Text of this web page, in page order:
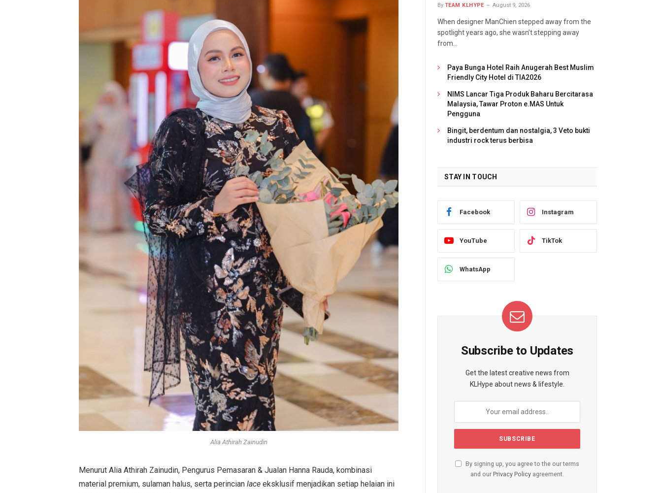
Alia Athirah Zainudin
Menurut Alia Athirah Zainudin, Pengurus Pemasaran & Jualan Hanna Rauda, kombinasi
material premium, sulaman halus, serta perincian laceeksklusif menjadikan setiap helaian ini
By TEAM KLHYPE August 9, 2026
When designer ManChien stepped away from the
spotlight years ago, she wasn’t stepping away
from…
Paya Bunga Hotel Raih Anugerah Best Muslim
Friendly City Hotel di TIA2026
NIMS Lancar Tiga Produk Baharu Bercitarasa
Malaysia, Tawar Proton e.MAS Untuk
Pengguna
Bingit, berdentum dan nostalgia, 3 Veto bukti
industri rock terus berbisa
STAY IN TOUCH
Facebook Instagram
YouTube TikTok
WhatsApp
Subscribe to Updates
Get the latest creative news from
KLHype about news & lifestyle.
By signing up, you agree to the our terms
and our Privacy Policy agreement.